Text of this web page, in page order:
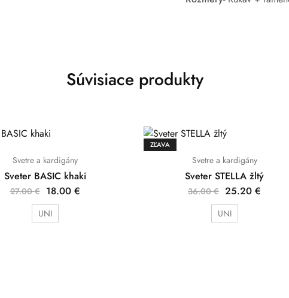
Súvisiace produkty
Svetre a kardigány
Sveter BASIC khaki
27.00€ 18.00 €
UNI
ZĽAVA
Svetre a kardigány
Sveter STELLA žltý
36.00€ 25.20 €
UNI